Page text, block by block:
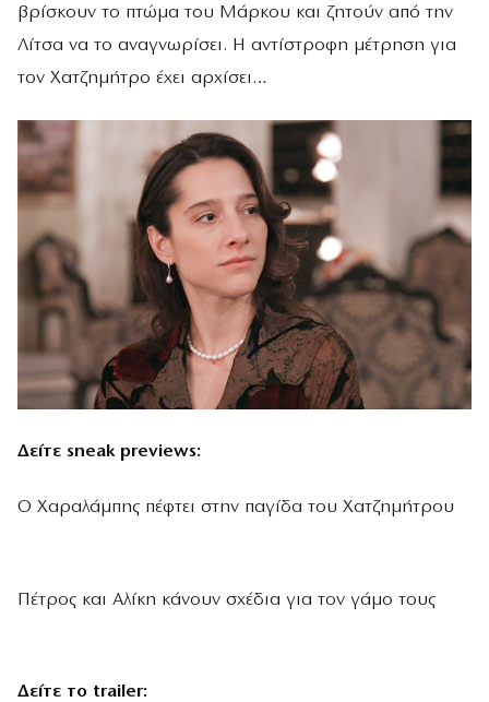
βρίσκουν το πτώμα του Μάρκου και ζητούν από την
Λίτσα να το αναγνωρίσει. Η αντίστροφη μέτρηση για
τον Χατζημήτρο έχει αρχίσει…
Δείτε sneak previews:
Ο Χαραλάμπης πέφτει στην παγίδα του Χατζημήτρου
Πέτρος και Αλίκη κάνουν σχέδια για τον γάμο τους
Δείτε το trailer: